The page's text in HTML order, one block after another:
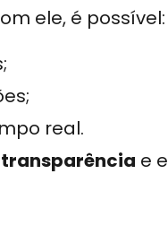
ele, é possível:
real.
e